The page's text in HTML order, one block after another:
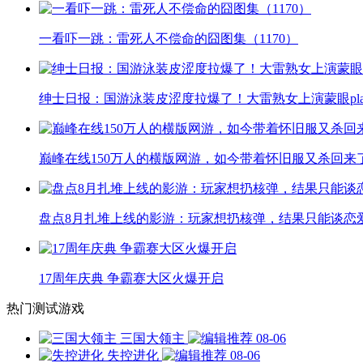
一看吓一跳：雷死人不偿命的囧图集（1170）
绅士日报：国游泳装皮涩度拉爆了！大雷熟女上演蒙眼
巅峰在线150万人的横版网游，如今带着怀旧服又杀回来
盘点8月扎堆上线的影游：玩家想扔核弹，结果只能谈恋
17周年庆典 争霸赛大区火爆开启
热门测试游戏
三国大领主
08-06
失控进化
08-06